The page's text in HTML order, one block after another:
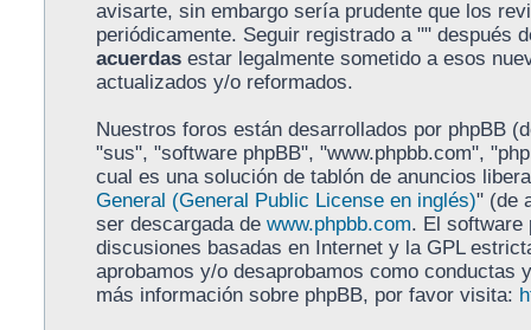
avisarte, sin embargo sería prudente que los
periódicamente. Seguir registrado a "" después
acuerdasestar legalmente sometido a esos
actualizados y/o reformados.
Nuestros foros están desarrollados por phpBB
"sus", "software phpBB", "www.phpbb.com",
cual es una solución de tablón de anuncios
General (General Public License en inglés)" (de
ser descargada de www.phpbb.com. El software
discusiones basadas en Internet y la GPL
aprobamos y/o desaprobamos como conductas
más información sobre phpBB, por favor visita: